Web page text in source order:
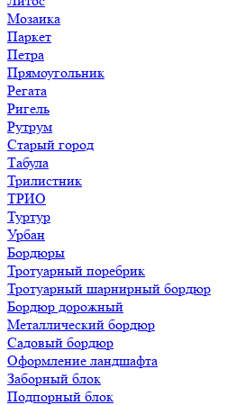
Мозаика
Паркет
Петра
Прямоугольник
Регата
Ригель
Рутрум
Старый город
Табула
Трилистник
ТРИО
Туртур
Урбан
Бордюры
Тротуарный поребрик
Тротуарный шарнирный бордюр
Бордюр дорожный
Металлический бордюр
Садовый бордюр
Оформление ландшафта
Заборный блок
Подпорный блок